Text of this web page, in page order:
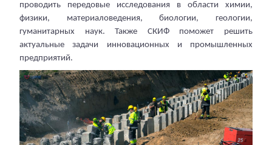
проводить передовые исследования в области химии,
физики, материаловедения, биологии, геологии,
гуманитарных наук. Также СКИФ поможет решить
актуальные задачи инновационных и промышленных
предприятий.